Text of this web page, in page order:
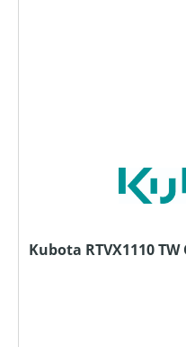
Kubota RTVX1110